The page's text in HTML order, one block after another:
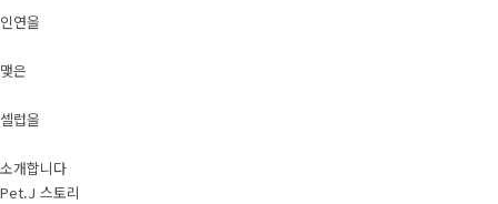
인연을
맺은
셀럽을
소개합니다
Pet.J 스토리